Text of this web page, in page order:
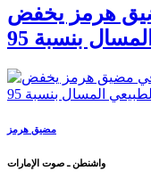
هرمز يخفض
مضيق هرمز
واشنطن ـ صوت الإمارات